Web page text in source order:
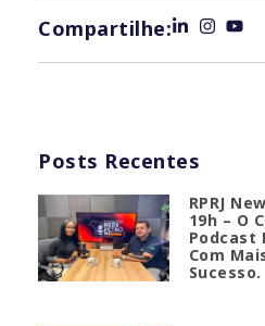
Compartilhe:
Posts Recentes
RPRJ
19h – O
Podcast
Com
Sucesso.